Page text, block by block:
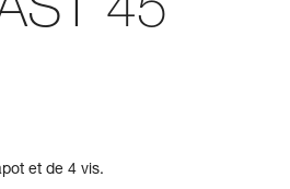
45
et de 4 vis.